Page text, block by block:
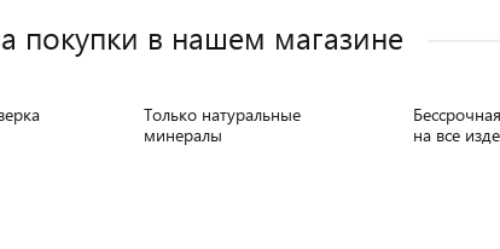
покупки в нашем магазине
Только натуральные
минералы
на все